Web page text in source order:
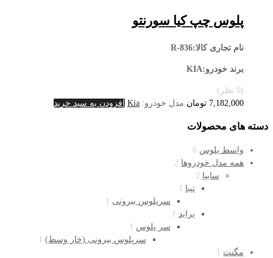
پلوس چپ کیا سورنتو
نام تجاری کالا:R-836
برند خودرو:KIA
(0 نظر)
7,182,000 تومان مدل خودرو: Kia افزودن به سبد خرید
دسته های محصولات
واسط پلوس 6
همه مدل خودروها 2
سایپا 2
تیبا 1
سرپلوس بیرونی 1
پراید 1
سر پلوس 1
سرپلوس بیرونی (خار وسط) 1
مگنت 1